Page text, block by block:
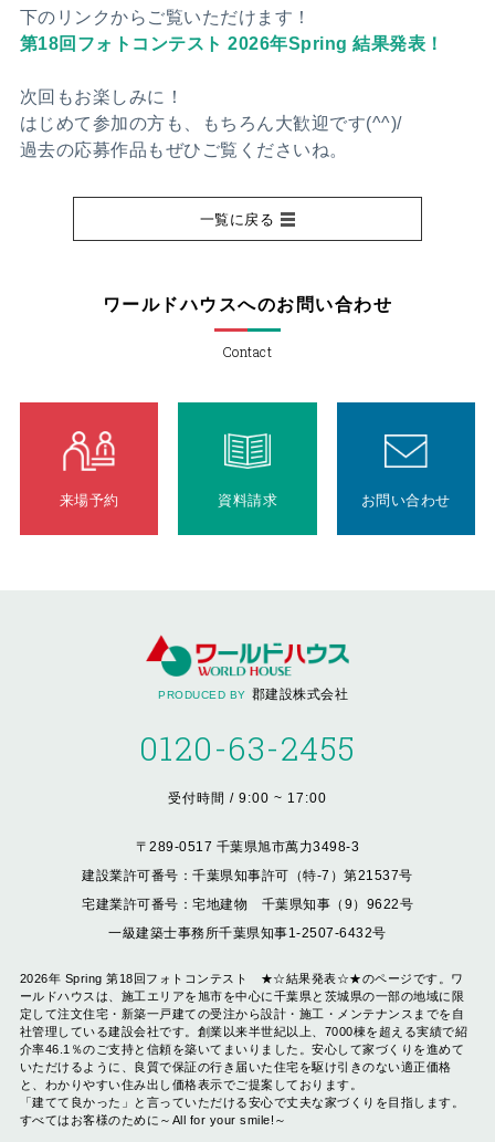
下のリンクからご覧いただけます！
第18回フォトコンテスト 2026年Spring 結果発表！
次回もお楽しみに！
はじめて参加の方も、もちろん大歓迎です(^^)/
過去の応募作品もぜひご覧くださいね。
一覧に戻る
ワールドハウスへのお問い合わせ
Contact
来場予約 資料請求 お問い合わせ
PRODUCED BY 郡建設株式会社
0120-63-2455
受付時間 / 9:00 ~ 17:00
〒289-0517 千葉県旭市萬力3498-3
建設業許可番号：千葉県知事許可（特-7）第21537号
宅建業許可番号：宅地建物 千葉県知事（9）9622号
一級建築士事務所千葉県知事1-2507-6432号
2026年 Spring 第18回フォトコンテスト ★☆結果発表☆★のページです。ワ
ールドハウスは、施工エリアを旭市を中心に千葉県と茨城県の一部の地域に限
定して注文住宅・新築一戸建ての受注から設計・施工・メンテナンスまでを自
社管理している建設会社です。創業以来半世紀以上、7000棟を超える実績で紹
介率46.1％のご支持と信頼を築いてまいりました。安心して家づくりを進めて
いただけるように、良質で保証の行き届いた住宅を駆け引きのない適正価格
と、わかりやすい住み出し価格表示でご提案しております。
「建てて良かった」と言っていただける安心で丈夫な家づくりを目指します。
すべてはお客様のために～All for your smile!～